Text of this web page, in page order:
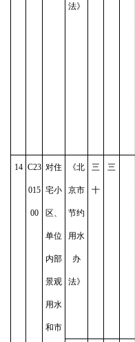
法》
14 C23
015
00
对住
宅小
区、
单位
内部
景观
用水
和市
《北
京市
节约
用水
办
法》
三
十
三